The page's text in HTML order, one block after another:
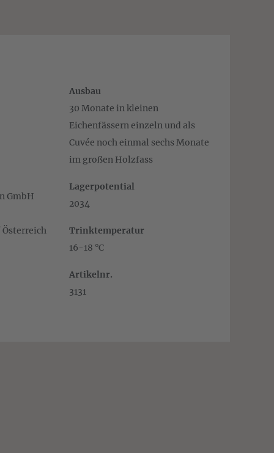
GmbH
Österreich
Ausbau
30 Monate in kleinen
Eichenfässern einzeln und als
Cuvée noch einmal sechs Monate
im großen Holzfass
Lagerpotential
2034
Trinktemperatur
16-18 °C
Artikelnr.
3131